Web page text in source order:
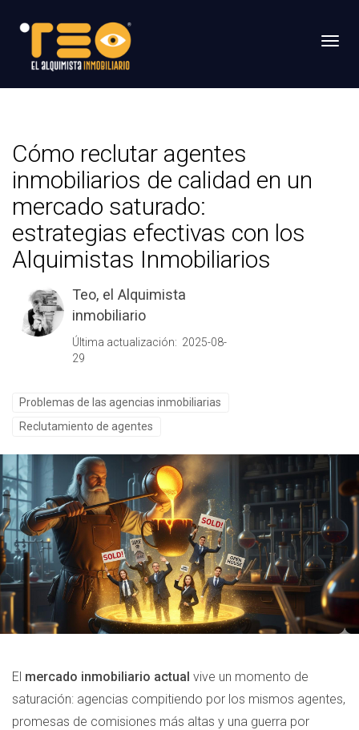
Cómo reclutar agentes
inmobiliarios de calidad en un
mercado saturado:
estrategias efectivas con los
Alquimistas Inmobiliarios
Teo, el Alquimista
inmobiliario
Última actualización: 2025-08-
29
Problemas de las agencias inmobiliarias
Reclutamiento de agentes
El mercado inmobiliario actual vive un momento de
saturación: agencias compitiendo por los mismos agentes,
promesas de comisiones más altas y una guerra por